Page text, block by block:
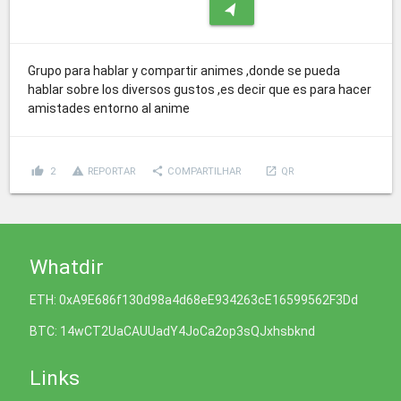
navigation
Grupo para hablar y compartir animes ,donde se pueda
hablar sobre los diversos gustos ,es decir que es para hacer
amistades entorno al anime
thumb_up 2 report_problem REPORTAR share COMPARTILHAR launch QR
Whatdir
ETH: 0xA9E686f130d98a4d68eE934263cE16599562F3Dd
BTC: 14wCT2UaCAUUadY4JoCa2op3sQJxhsbknd
Links